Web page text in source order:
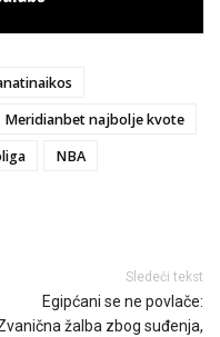
Meridianbet najbolje kvote
NBA
Sledeći tekst
Egipćani se ne povlače:
žalba zbog suđenja,